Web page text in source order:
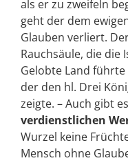
als er zu zweifeln
geht der dem
Glauben verliert.
Rauchsäule, die die
Gelobte Land
der den hl. Drei
zeigte. – Auch gibt es
verdienstlichen
Wurzel keine
Mensch ohne